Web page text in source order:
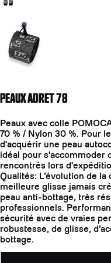
PEAUX ADRET 78
Peaux avec colle
70 % / Nylon 30 %. Pour
d'acquérir une peau
idéal pour s'accommoder
rencontrés lors
Qualités: L’évolution de la
meilleure glisse jamais
peau anti-bottage, très
professionnels.
sécurité avec de vraies
robustesse, de glisse,
bottage.